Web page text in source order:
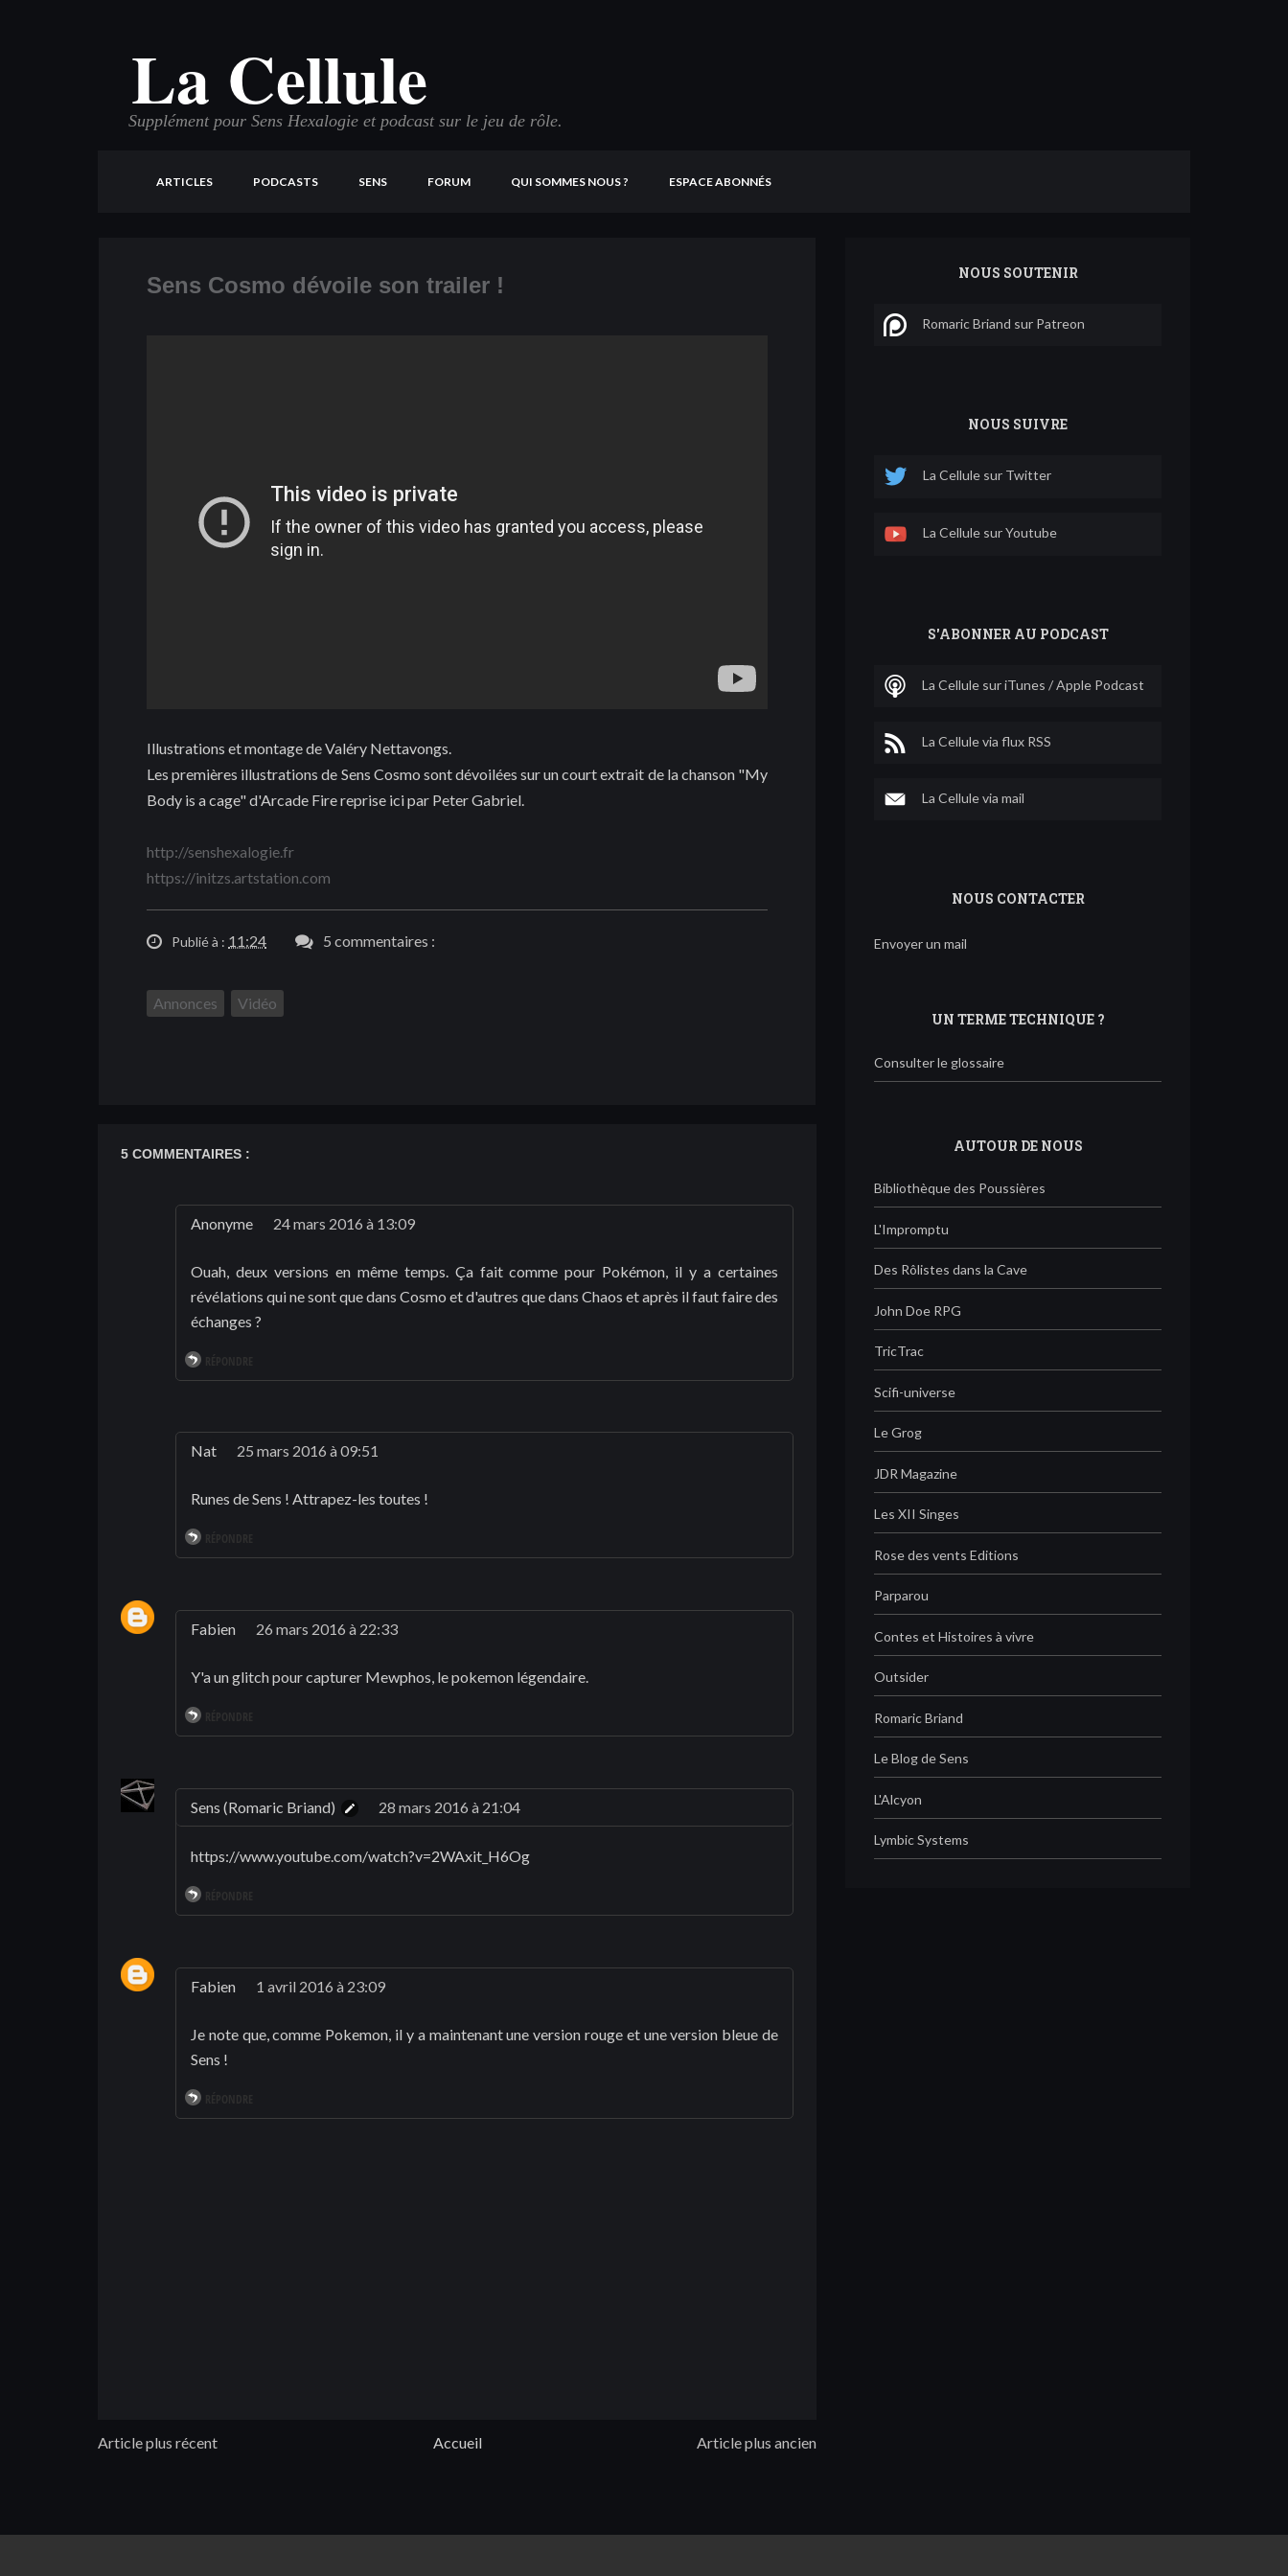
La Cellule
Supplément pour Sens Hexalogie et podcast sur le jeu de rôle.
ARTICLES PODCASTS SENS FORUM QUI SOMMES NOUS ? ESPACE ABONNÉS
Sens Cosmo dévoile son trailer !
Illustrations et montage de Valéry Nettavongs.
Les premières illustrations de Sens Cosmo sont dévoilées sur un court extrait de la chanson "My
Body is a cage" d'Arcade Fire reprise ici par Peter Gabriel.
http://senshexalogie.fr
https://initzs.artstation.com
Publié à : 11:24 5 commentaires :
Annonces Vidéo
5 COMMENTAIRES :
Anonyme 24 mars 2016 à 13:09
Ouah, deux versions en même temps. Ça fait comme pour Pokémon, il y a certaines
révélations qui ne sont que dans Cosmo et d'autres que dans Chaos et après il faut faire des
échanges ?
Nat 25 mars 2016 à 09:51
Runes de Sens ! Attrapez-les toutes !
Fabien 26 mars 2016 à 22:33
Y'a un glitch pour capturer Mewphos, le pokemon légendaire.
Sens (Romaric Briand) 28 mars 2016 à 21:04
https://www.youtube.com/watch?v=2WAxit_H6Og
Fabien 1 avril 2016 à 23:09
Je note que, comme Pokemon, il y a maintenant une version rouge et une version bleue de
Sens !
Article plus récent Article plus ancien
Accueil
NOUS SOUTENIR
Romaric Briand sur Patreon
NOUS SUIVRE
La Cellule sur Twitter
La Cellule sur Youtube
S'ABONNER AU PODCAST
La Cellule sur iTunes / Apple Podcast
La Cellule via flux RSS
La Cellule via mail
NOUS CONTACTER
Envoyer un mail
UN TERME TECHNIQUE ?
Consulter le glossaire
AUTOUR DE NOUS
Bibliothèque des Poussières
L'Impromptu
Des Rôlistes dans la Cave
John Doe RPG
TricTrac
Scifi-universe
Le Grog
JDR Magazine
Les XII Singes
Rose des vents Editions
Parparou
Contes et Histoires à vivre
Outsider
Romaric Briand
Le Blog de Sens
L'Alcyon
Lymbic Systems